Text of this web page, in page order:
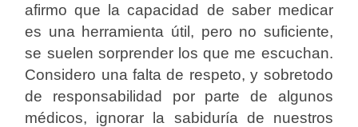
afirmo que la capacidad de saber medicar
es una herramienta útil, pero no suficiente,
se suelen sorprender los que me escuchan.
Considero una falta de respeto, y sobretodo
de responsabilidad por parte de algunos
médicos, ignorar la sabiduría de nuestros